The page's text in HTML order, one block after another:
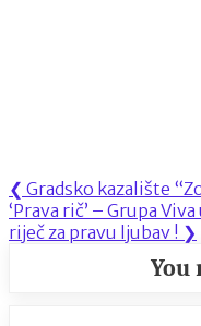
Navigacija
objava
❮ Previous
Post:
Gradsko kazalište
Next
Post:
‘Prava rič’ – Grupa
riječ za pravu ljubav ! ❯
You